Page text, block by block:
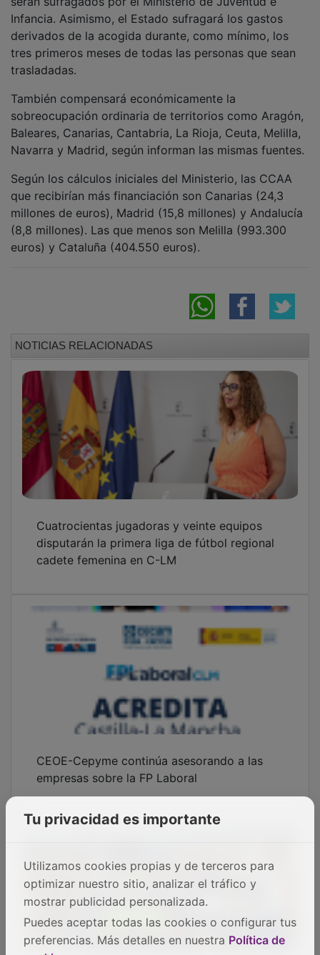
Infancia. Asimismo, el Estado sufragará los gastos
derivados de la acogida durante, como mínimo, los
tres primeros meses de todas las personas que sean
trasladadas.
sobreocupación ordinaria de territorios como Aragón,
Baleares, Canarias, Cantabria, La Rioja, Ceuta, Melilla,
Navarra y Madrid, según informan las mismas fuentes.
que recibirían más financiación son Canarias (24,3
millones de euros), Madrid (15,8 millones) y Andalucía
(8,8 millones). Las que menos son Melilla (993.300
euros) y Cataluña (404.550 euros).
disputarán la primera liga de fútbol regional
cadete femenina en C-LM
empresas sobre la FP Laboral
Tu privacidad es importante
Utilizamos cookies propias y de terceros para
optimizar nuestro sitio, analizar el tráfico y
mostrar publicidad personalizada.
Puedes aceptar todas las cookies o configurar tus
preferencias. Más detalles en nuestra Política de